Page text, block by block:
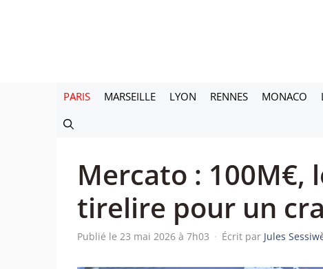
PARIS MARSEILLE LYON RENNES MONACO
Mercato : 100M€,
tirelire pour un
Publié le 23 mai 2026 à 7h03 · Écrit par Jules